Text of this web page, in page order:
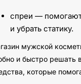
спреи —
и убрать статику.
мужской
и быстро решать
которые